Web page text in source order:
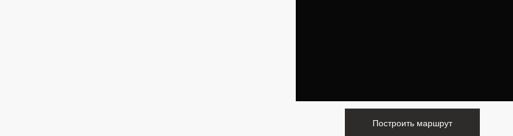
Построить маршрут